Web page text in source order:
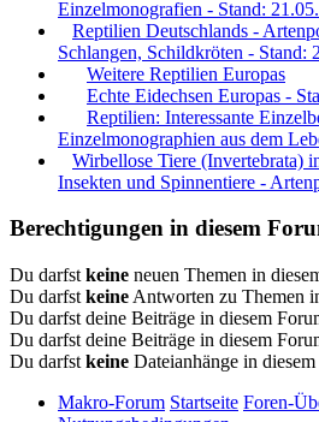
Einzelmonografien - Stand:
Reptilien Deutschlands -
Schlangen, Schildkröten - Stand:
Weitere Reptilien Europas
Echte Eidechsen Europas -
Reptilien: Interessante
Einzelmonographien aus dem
Wirbellose Tiere (Invertebrata)
Insekten und Spinnentiere -
Berechtigungen in diesem
Du darfst keine neuen Themen in
Du darfst keine Antworten zu Themen
Du darfst deine Beiträge in diesem
Du darfst deine Beiträge in diesem
Du darfst keine Dateianhänge in
Makro-Forum Startseite Foren-